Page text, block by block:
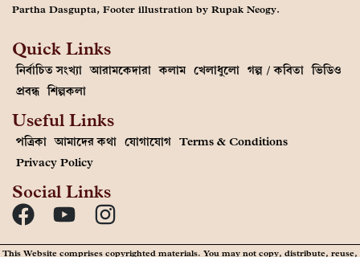
Partha Dasgupta, Footer illustration by Rupak Neogy.
Quick Links
নির্বাচিত সংখ্যা আরামকেদারা কলাম খেলাধুলো গল্প / কবিতা ভিডিও
প্রবন্ধ শিল্পকলা
Useful Links
পত্রিকা আমাদের কথা যোগাযোগ Terms & Conditions
Privacy Policy
Social Links
This Website comprises copyrighted materials. You may not copy, distribute, reuse,